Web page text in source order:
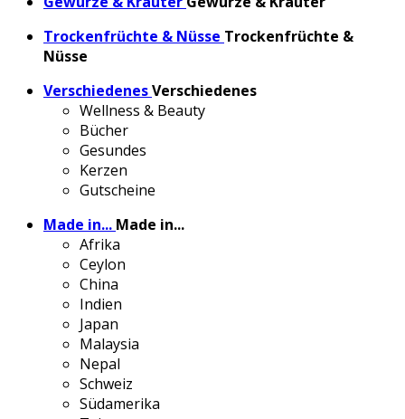
Trockenfrüchte & Nüsse Trockenfrüchte &
Nüsse
VerschiedenesVerschiedenes
Wellness & Beauty
Bücher
Gesundes
Kerzen
Gutscheine
Made in... Made in...
Afrika
Ceylon
China
Indien
Japan
Malaysia
Nepal
Schweiz
Südamerika